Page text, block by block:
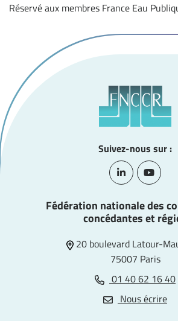
Réservé aux membres France Eau
Suivez-nous sur :
Lien vers le
Lien
Fédération nationale des
concédantes et
20 boulevard Latour-
75007 Paris
01 40 62 16 40
Nous écrire